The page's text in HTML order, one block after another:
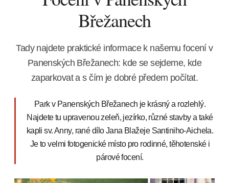
Břežanech
Tady najdete praktické informace k našemu focení v
Panenských Břežanech: kde se sejdeme, kde
zaparkovat a s čím je dobré předem počítat.
Park v Panenských Břežanech je krásný a rozlehlý.
Najdete tu upravenou zeleň, jezírko, různé stavby a také
kapli sv. Anny, rané dílo Jana Blažeje Santiniho-Aichela.
Je to velmi fotogenické místo pro rodinné, těhotenské i
párové focení.